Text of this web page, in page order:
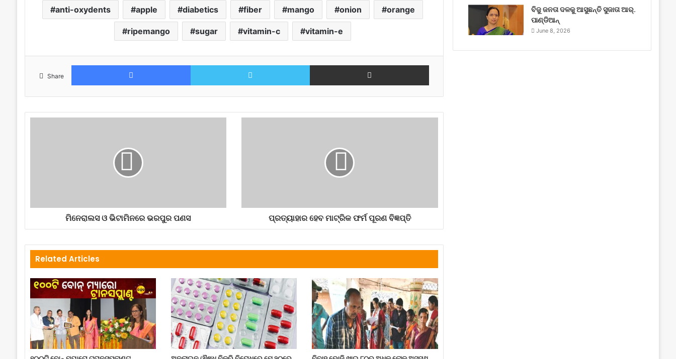
anti-oxydents apple diabetics fiber mango onion orange
ripemango sugar vitamin-c vitamin-e
Share
Facebook Twitter Share via Email
ମିନେରାଲସ ଓ ଭିଟାମିନରେ ଭରପୁର ପଣସ ପ୍ରତ୍ୟାହାର ହେବ ମାଟ୍ରିକ ଫର୍ମ ପୂରଣ ବିଜ୍ଞପ୍ତି
Related Articles
ବିଜୁ ଜନତା ଦଳକୁ ଆସୁଛନ୍ତି ସୁଜାତା ଆର୍‌.
ପାଣ୍ଡିଆନ୍
June 8, 2026